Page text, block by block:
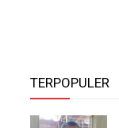
TERPOPULER